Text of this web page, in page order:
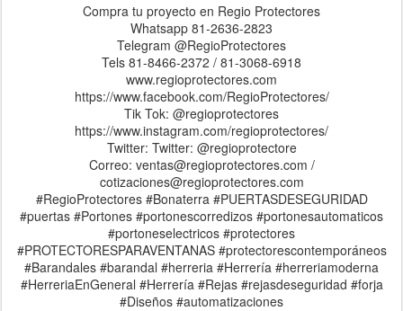
Compra tu proyecto en Regio Protectores
Whatsapp 81-2636-2823
Telegram @RegioProtectores
Tels 81-8466-2372 / 81-3068-6918
www.regioprotectores.com
https://www.facebook.com/RegioProtectores/
Tik Tok: @regioprotectores
https://www.instagram.com/regioprotectores/
Twitter: Twitter: @regioprotectore
Correo: ventas@regioprotectores.com /
cotizaciones@regioprotectores.com
#RegioProtectores #Bonaterra #PUERTASDESEGURIDAD
#puertas #Portones #portonescorredizos #portonesautomaticos
#portoneselectricos #protectores
#PROTECTORESPARAVENTANAS #protectorescontemporáneos
#Barandales #barandal #herreria #Herrería #herreriamoderna
#HerreriaEnGeneral #Herrería #Rejas #rejasdeseguridad #forja
#Diseños #automatizaciones